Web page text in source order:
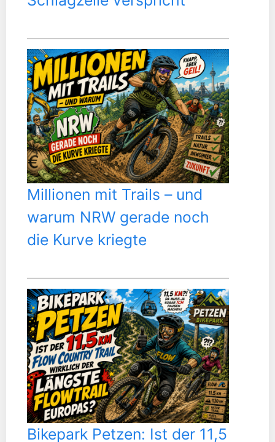
Millionen mit Trails – und
warum NRW gerade noch
die Kurve kriegte
Bikepark Petzen: Ist der 11,5